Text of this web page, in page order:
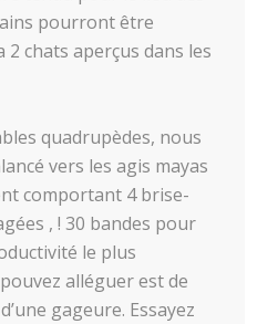
pourront être
chats aperçus dans les
quadrupèdes, nous
vers les agis mayas
comportant 4 brise-
, ! 30 bandes pour
le plus
alléguer est de
gageure. Essayez